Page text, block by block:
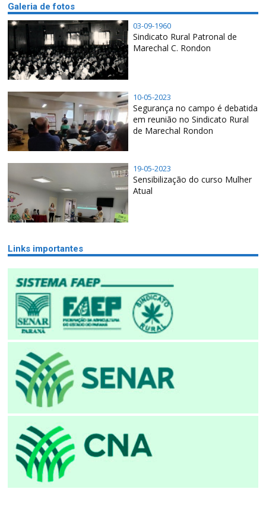
Galeria de fotos
03-09-1960
Sindicato Rural Patronal de
Marechal C. Rondon
10-05-2023
Segurança no campo é debatida
em reunião no Sindicato Rural
de Marechal Rondon
19-05-2023
Sensibilização do curso Mulher
Atual
Links importantes